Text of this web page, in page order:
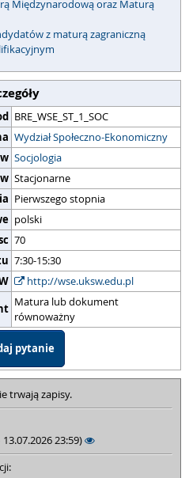
Międzynarodową oraz Maturą
z maturą zagraniczną
BRE_WSE_ST_1_SOC
Wydział Społeczno-Ekonomiczny
Socjologia
Stacjonarne
Pierwszego stopnia
polski
70
7:30-15:30
http://wse.uksw.edu.pl
Matura lub dokument
równoważny
pytanie
trwają zapisy.
23:59)